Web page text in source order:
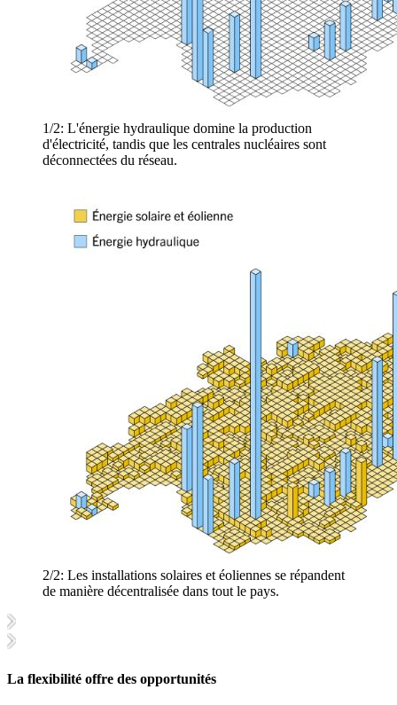
1/2: L'énergie hydraulique domine la production
d'électricité, tandis que les centrales nucléaires sont
déconnectées du réseau.
2/2: Les installations solaires et éoliennes se répandent
de manière décentralisée dans tout le pays.
La flexibilité offre des opportunités